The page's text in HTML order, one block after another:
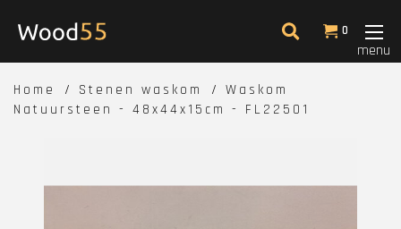
0
menu
Home Stenen waskom
Waskom
Natuursteen - 48x44x15cm - FL22501